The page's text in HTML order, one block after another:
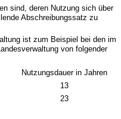
sind, deren Nutzung sich über
Abschreibungssatz zu
ist zum Beispiel bei den im
von folgender
Nutzungsdauer in Jahren
13
23